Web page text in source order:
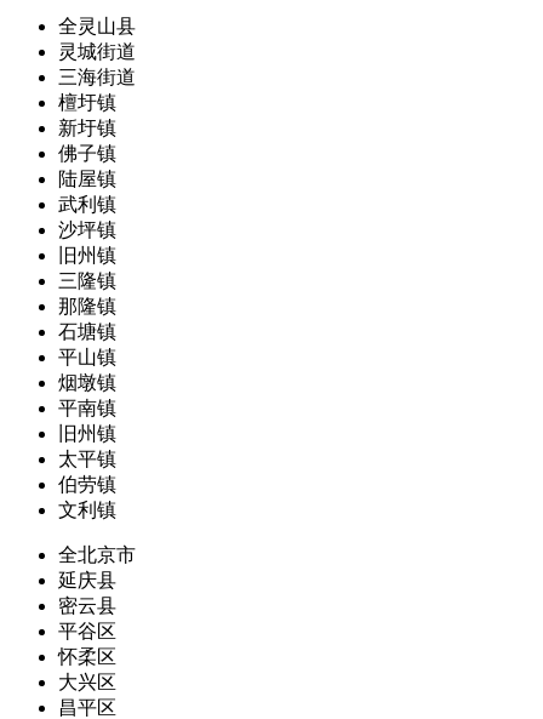
全灵山县
灵城街道
三海街道
檀圩镇
新圩镇
佛子镇
陆屋镇
武利镇
沙坪镇
旧州镇
三隆镇
那隆镇
石塘镇
平山镇
烟墩镇
平南镇
旧州镇
太平镇
伯劳镇
文利镇
全北京市
延庆县
密云县
平谷区
怀柔区
大兴区
昌平区